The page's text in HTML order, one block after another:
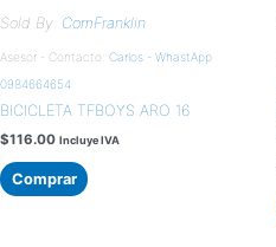
Sold By: ComFranklin
Asesor - Contacto: Carlos - WhastApp
0984664654
BICICLETA TFBOYS ARO 16
$116.00 Incluye IVA
Comprar